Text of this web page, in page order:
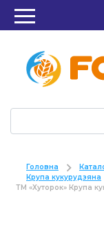
Головна
Крупа кукурудзяна
ТМ «Хуторок» Крупа